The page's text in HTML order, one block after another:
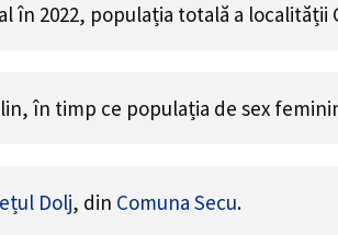
2022, populația totală a localității
în timp ce populația de sex
Dolj, din Comuna Secu.